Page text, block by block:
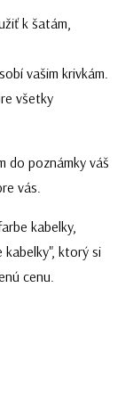
k šatám,
vašim krivkám.
všetky
do poznámky váš
vás.
kabelky,
ktorý si
cenu.